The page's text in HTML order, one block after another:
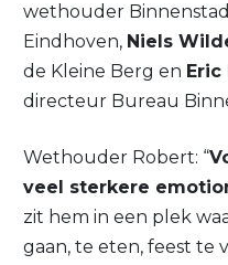
wethouder Binnenstad
Eindhoven, Niels
de Kleine Berg en
directeur Bureau
Wethouder Robert: “
veel sterkere
zit hem in een plek
gaan, te eten, feest te